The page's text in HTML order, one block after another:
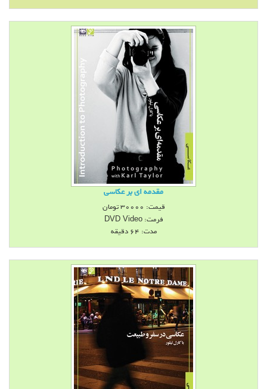
مقدمه اي بر عكاسي
قیمت: 30000تومان
فرمت:DVD Video
مدت: 64 دقيقه